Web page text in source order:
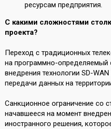
ресурсам предприятия.
С какими сложностями
проекта?
Переход с традиционных
на программно-определяемый
внедрения технологии SD-
передачи данных на
Санкционное ограничение со
начавшееся на момент
иностранного решения,